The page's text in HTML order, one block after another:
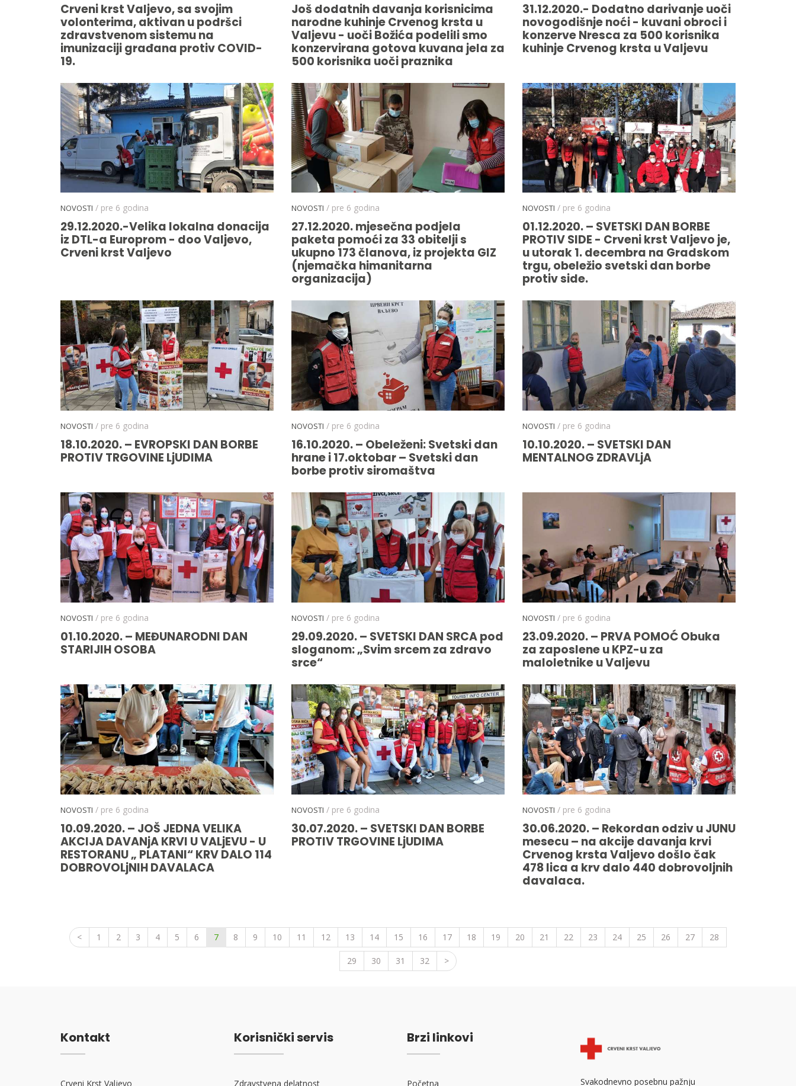
Crveni krst Valjevo, sa svojim
volonterima, aktivan u podršci
zdravstvenom sistemu na
imunizaciji građana protiv COVID-
19.
Još dodatnih davanja korisnicima
narodne kuhinje Crvenog krsta u
Valjevu - uoči Božića podelili smo
konzervirana gotova kuvana jela za
500 korisnika uoči praznika
31.12.2020.- Dodatno darivanje uoči
novogodišnje noći - kuvani obroci i
konzerve Nresca za 500 korisnika
kuhinje Crvenog krsta u Valjevu
NOVOSTI / pre 6 godina
29.12.2020.-Velika lokalna donacija
iz DTL-a Europrom - doo Valjevo,
Crveni krst Valjevo
NOVOSTI / pre 6 godina
27.12.2020. mjesečna podjela
paketa pomoći za 33 obitelji s
ukupno 173 članova, iz projekta GIZ
(njemačka himanitarna
organizacija)
NOVOSTI / pre 6 godina
01.12.2020. – SVETSKI DAN BORBE
PROTIV SIDE - Crveni krst Valjevo je,
u utorak 1. decembra na Gradskom
trgu, obeležio svetski dan borbe
protiv side.
NOVOSTI / pre 6 godina
18.10.2020. – EVROPSKI DAN BORBE
PROTIV TRGOVINE LjUDIMA
NOVOSTI / pre 6 godina
16.10.2020. – Obeleženi: Svetski dan
hrane i 17.oktobar – Svetski dan
borbe protiv siromaštva
NOVOSTI / pre 6 godina
10.10.2020. – SVETSKI DAN
MENTALNOG ZDRAVLjA
NOVOSTI / pre 6 godina
01.10.2020. – MEĐUNARODNI DAN
STARIJIH OSOBA
NOVOSTI / pre 6 godina
29.09.2020. – SVETSKI DAN SRCA pod
sloganom: „Svim srcem za zdravo
srce“
NOVOSTI / pre 6 godina
23.09.2020. – PRVA POMOĆ Obuka
za zaposlene u KPZ-u za
maloletnike u Valjevu
NOVOSTI / pre 6 godina
10.09.2020. – JOŠ JEDNA VELIKA
AKCIJA DAVANjA KRVI U VALjEVU - U
RESTORANU „ PLATANI“ KRV DALO 114
DOBROVOLjNIH DAVALACA
NOVOSTI / pre 6 godina
30.07.2020. – SVETSKI DAN BORBE
PROTIV TRGOVINE LjUDIMA
NOVOSTI / pre 6 godina
30.06.2020. – Rekordan odziv u JUNU
mesecu – na akcije davanja krvi
Crvenog krsta Valjevo došlo čak
478 lica a krv dalo 440 dobrovoljnih
davalaca.
< 1 2 3 4 5 6 7 8 9 10 11 12 13 14 15 16 17 18 19 20 21 22 23 24 25 26 27 28
29 30 31 32 >
Kontakt
Crveni Krst Valjevo
Korisnički servis
Zdravstvena delatnost
Brzi linkovi
Početna Svakodnevno posebnu pažnju